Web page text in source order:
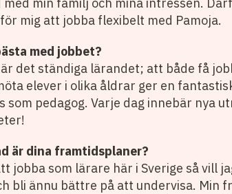
mig att jobba flexibelt med Pamoja.
med jobbet?
det ständiga lärandet; att både få
elever i olika åldrar ger en
som pedagog. Varje dag innebär nya
är dina framtidsplaner?
jobba som lärare här i Sverige så vill
bli ännu bättre på att undervisa. Min